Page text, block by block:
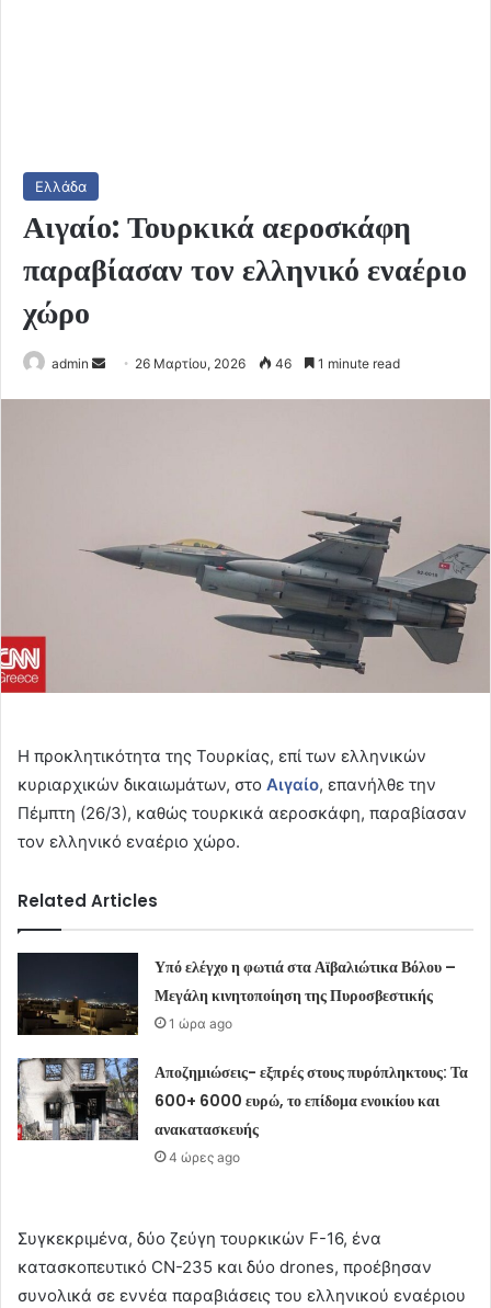
Ελλάδα
Αιγαίο: Τουρκικά αεροσκάφη
παραβίασαν τον ελληνικό εναέριο
χώρο
admin
Send 26 Μαρτίου, 2026 46 1 minute read
Η προκλητικότητα της Τουρκίας, επί των ελληνικών
κυριαρχικών δικαιωμάτων, στο Αιγαίο, επανήλθε την
Πέμπτη (26/3), καθώς τουρκικά αεροσκάφη, παραβίασαν
τον ελληνικό εναέριο χώρο.
Related Articles
Υπό ελέγχο η φωτιά στα Αϊβαλιώτικα Βόλου –
Μεγάλη κινητοποίηση της Πυροσβεστικής
1 ώρα ago
Αποζημιώσεις- εξπρές στους πυρόπληκτους: Τα
600+ 6000 ευρώ, το επίδομα ενοικίου και
ανακατασκευής
4 ώρες ago
Συγκεκριμένα, δύο ζεύγη τουρκικών F-16, ένα
κατασκοπευτικό CN-235 και δύο drones, προέβησαν
συνολικά σε εννέα παραβιάσεις του ελληνικού εναέριου